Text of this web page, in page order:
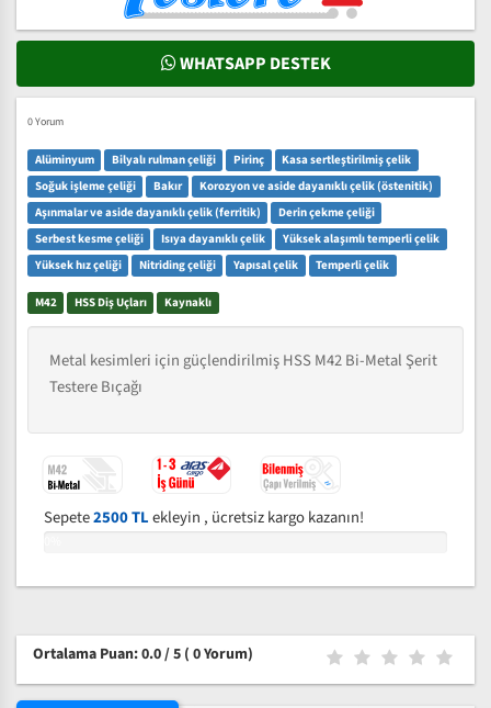
WHATSAPP DESTEK
0 Yorum
Alüminyum Bilyalı rulman çeliği Pirinç
Kasa sertleştirilmiş çelik
Soğuk işleme çeliği
Bakır
Korozyon ve aside dayanıklı çelik (östenitik)
Aşınmalar ve aside dayanıklı çelik (ferritik)
Derin çekme çeliği
Serbest kesme çeliği
Isıya dayanıklı çelik
Yüksek alaşımlı temperli çelik
Yüksek hız çeliği
Nitriding çeliği Yapısal çelik Temperli çelik
M42 HSS Diş Uçları Kaynaklı
Metal kesimleri için güçlendirilmiş HSS M42 Bi-Metal Şerit
Testere Bıçağı
Sepete2500 TLekleyin , ücretsiz kargo kazanın!
Ortalama Puan: 0.0 / 5 ( 0 Yorum)